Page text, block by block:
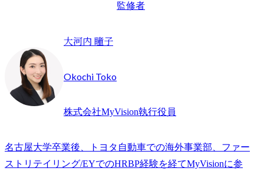
監修者
大河内 瞳子
Okochi Toko
株式会社MyVision執行役員
名古屋大学卒業後、トヨタ自動車での海外事業部、ファー
ストリテイリング/EYでのHRBP経験を経てMyVisionに参